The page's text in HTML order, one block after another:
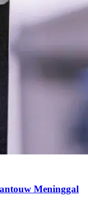
Meninggal